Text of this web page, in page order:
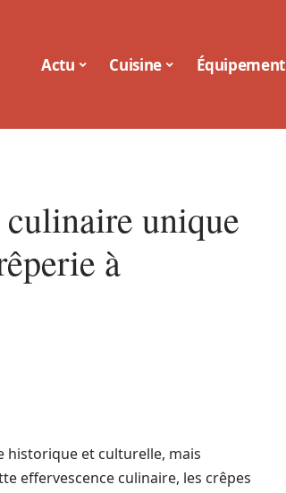
Actu Cuisine Équipement
unique
à
historique et culturelle, mais
effervescence culinaire, les crêpes